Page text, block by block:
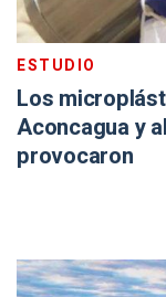
ESTUDIO
Los
Aconcagua y
provocaron